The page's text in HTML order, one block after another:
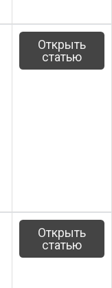
Открыть
статью
Открыть
статью